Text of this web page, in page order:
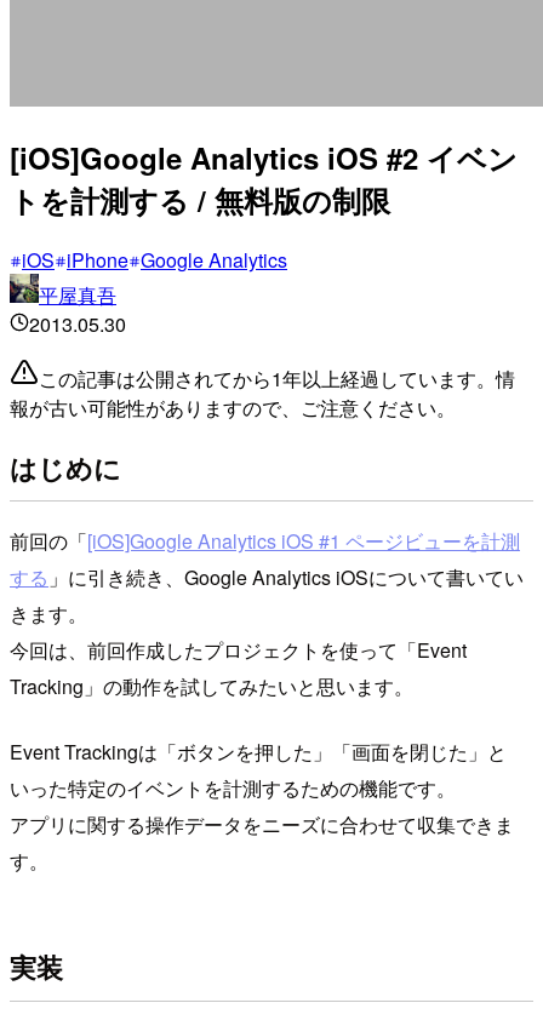
[iOS]Google Analytics iOS #2 イベン
トを計測する / 無料版の制限
iOS iPhone Google Analytics
平屋真吾
2013.05.30
この記事は公開されてから1年以上経過しています。情
報が古い可能性がありますので、ご注意ください。
はじめに
前回の「[iOS]Google Analytics iOS #1 ページビューを計測
する 」に引き続き、Google Analytics iOSについて書いてい
きます。
今回は、前回作成したプロジェクトを使って「Event
Tracking」の動作を試してみたいと思います。
Event Trackingは「ボタンを押した」「画面を閉じた」と
いった特定のイベントを計測するための機能です。
アプリに関する操作データをニーズに合わせて収集できま
す。
実装